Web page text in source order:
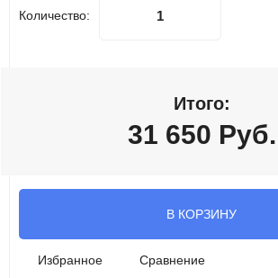
Количество:
Итого:
31 650 Руб.
В КОРЗИНУ
Избранное Сравнение